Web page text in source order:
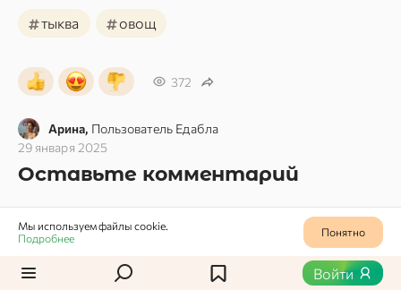
#тыква #овощ
372
Арина, Пользователь Едабла
29 января 2025
Оставьте комментарий
Отправить
Войти
Мы используем файлы cookie.
Подробнее
Понятно